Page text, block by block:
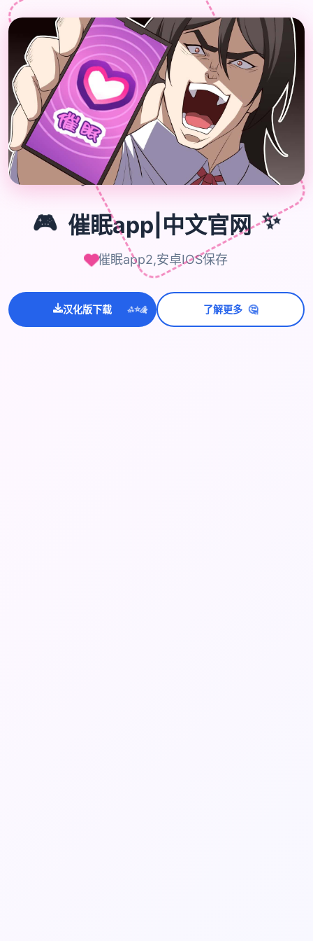
🎮
🎮 催眠app|中文官网 ✨
催眠app2,安卓IOS保存
汉化版下载 ✨⭐💫 了解更多 🤔